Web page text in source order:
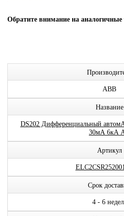
Обратите внимание на
ABB
Название
DS202 Дифференциальный
30мА 6кА
Артикул
Срок
4 - 6